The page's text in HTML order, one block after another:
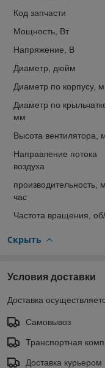
Код запчасти
Мощность, Вт
Напряжение, В
Диаметр, дюйм
Диаметр по корпусу,
Диаметр по
мм
Высота вентилятора,
Направление потока
воздуха
производительность,
час
Частота вращения,
Скрыть
Условия доставки
Доставка
Самовывоз
Транспортная
Доставка курьером